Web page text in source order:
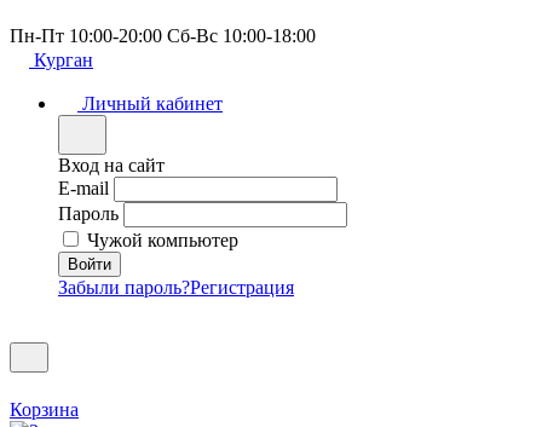
Пн-Пт 10:00-20:00 Сб-Вс 10:00-18:00
Курган
Личный кабинет
Вход на сайт
E-mail
Пароль
Чужой компьютер
Забыли пароль?Регистрация
Корзина